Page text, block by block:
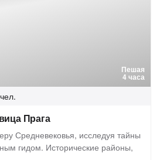
Пешая
4 часа
Прага
Средневековья, исследуя тайны
гидом. Исторические районы,